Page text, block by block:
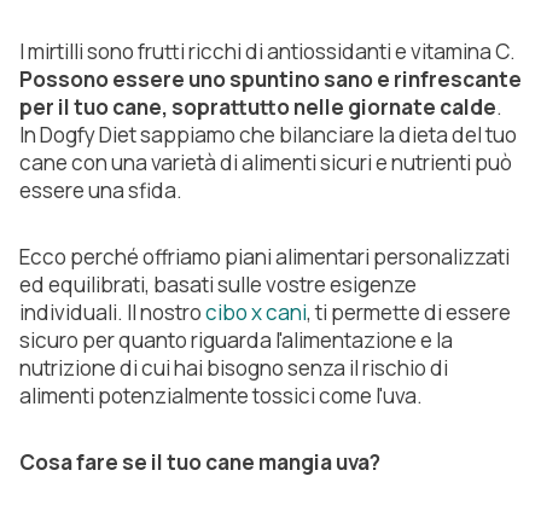
I mirtilli sono frutti ricchi di antiossidanti e vitamina C.
Possono essere uno spuntino sano e rinfrescante
per il tuo cane, soprattutto nelle giornate calde.
In Dogfy Diet sappiamo che bilanciare la dieta del tuo
cane con una varietà di alimenti sicuri e nutrienti può
essere una sfida.
Ecco perché offriamo piani alimentari personalizzati
ed equilibrati, basati sulle vostre esigenze
individuali. Il nostrocibo x cani, ti permette di essere
sicuro per quanto riguarda l'alimentazione e la
nutrizione di cui hai bisogno senza il rischio di
alimenti potenzialmente tossici come l'uva.
Cosa fare se il tuo cane mangia uva?